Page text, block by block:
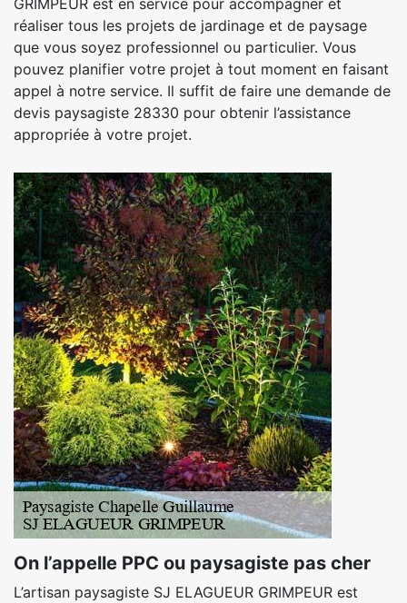
réaliser tous les projets de jardinage et de paysage
que vous soyez professionnel ou particulier. Vous
pouvez planifier votre projet à tout moment en faisant
appel à notre service. Il suffit de faire une demande de
devis paysagiste 28330 pour obtenir l’assistance
appropriée à votre projet.
On l’appelle PPC ou paysagiste pas cher
L’artisan paysagiste SJ ELAGUEUR GRIMPEUR est